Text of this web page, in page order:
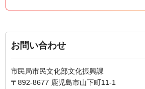
お問い合わせ
市民局市民文化部文化振興課
〒892-8677 鹿児島市山下町11-1